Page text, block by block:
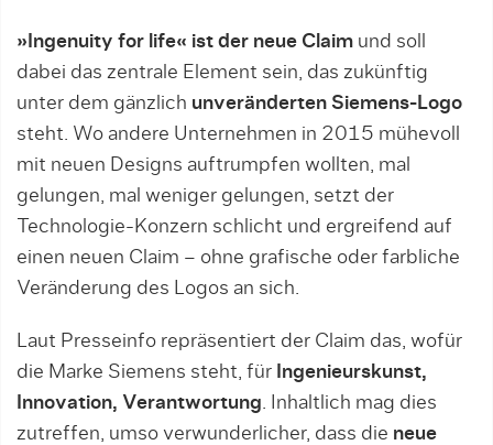
»Ingenuity for life« ist der neue Claim und soll
dabei das zentrale Element sein, das zukünftig
unter dem gänzlich unveränderten Siemens-Logo
steht. Wo andere Unternehmen in 2015 mühevoll
mit neuen Designs auftrumpfen wollten, mal
gelungen, mal weniger gelungen, setzt der
Technologie-Konzern schlicht und ergreifend auf
einen neuen Claim – ohne grafische oder farbliche
Veränderung des Logos an sich.
Laut Presseinfo repräsentiert der Claim das, wofür
die Marke Siemens steht, für Ingenieurskunst,
Innovation, Verantwortung . Inhaltlich mag dies
zutreffen, umso verwunderlicher, dass die neue